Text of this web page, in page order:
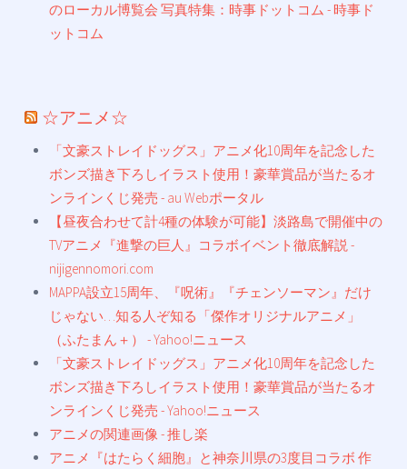
のローカル博覧会 写真特集：時事ドットコム - 時事ド
ットコム
☆アニメ☆
「文豪ストレイドッグス」アニメ化10周年を記念した
ボンズ描き下ろしイラスト使用！豪華賞品が当たるオ
ンラインくじ発売 - au Webポータル
【昼夜合わせて計4種の体験が可能】淡路島で開催中の
TVアニメ『進撃の巨人』コラボイベント徹底解説 -
nijigennomori.com
MAPPA設立15周年、『呪術』『チェンソーマン』だけ
じゃない…知る人ぞ知る「傑作オリジナルアニメ」
（ふたまん＋） - Yahoo!ニュース
「文豪ストレイドッグス」アニメ化10周年を記念した
ボンズ描き下ろしイラスト使用！豪華賞品が当たるオ
ンラインくじ発売 - Yahoo!ニュース
アニメの関連画像 - 推し楽
アニメ『はたらく細胞』と神奈川県の3度目コラボ 作